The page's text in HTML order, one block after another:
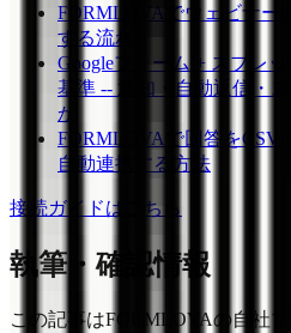
FORMLOVAでウェビナー
する流れ
Googleフォーム + スプレ
基準 -- 通知・自動返信・
か
FORMLOVAで回答をCSV
自動連携する方法
接続ガイドはこちら
執筆・確認情報
この記事はFORMLOVAの自社